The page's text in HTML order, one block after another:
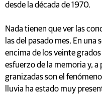
desde la década de 1970.
Nada tienen que ver las
las del pasado mes. En
encima de los veinte
esfuerzo de la memoria y,
granizadas son el
lluvia ha estado muy